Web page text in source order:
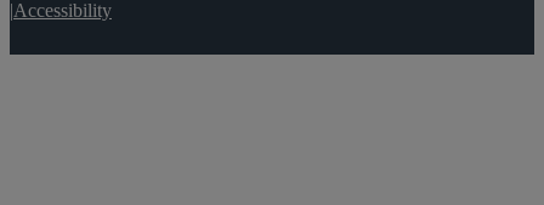
|Accessibility